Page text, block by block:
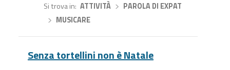
Si trova in ATTIVITÀ›
PAROLA DI EXPAT
MUSICARE
Senza tortellini non è Natale